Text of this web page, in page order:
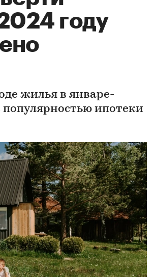
году
жилья в январе-
популярностью ипотеки